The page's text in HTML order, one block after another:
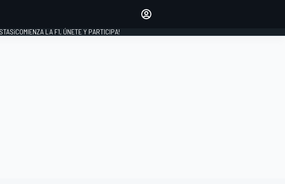
INICIAR SESIÓN
¡COMIENZA LA F1, ÚNETE Y PARTICIPA!